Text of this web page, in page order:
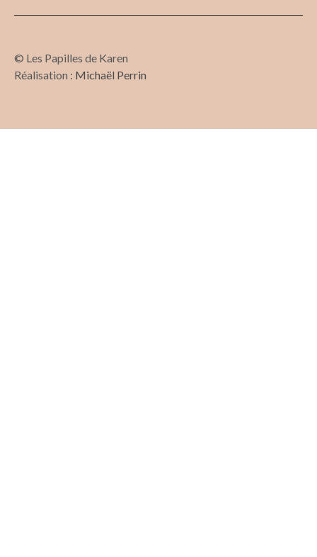
© Les Papilles de Karen
Réalisation : Michaël Perrin